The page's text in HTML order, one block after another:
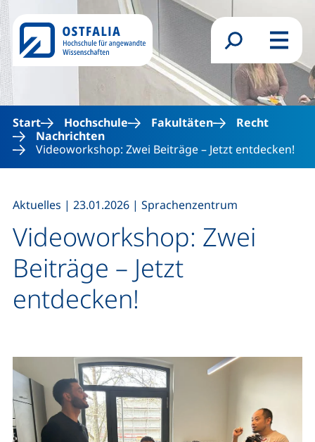
Direkt zum Inhalt
Suchformular
Menü
Start Hochschule Fakultäten
Recht
Nachrichten
Videoworkshop: Zwei Beiträge – Jetzt entdecken!
Videoworkshop: Zwei
Beiträge – Jetzt
entdecken!
Aktuelles | 23.01.2026 | Sprachenzentrum